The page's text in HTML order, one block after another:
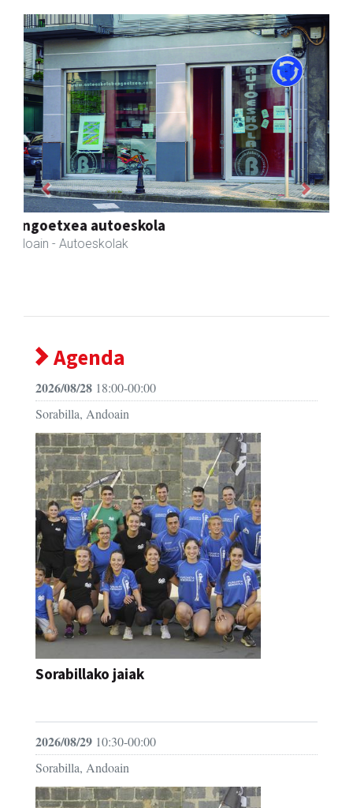
Azkain motoak
Andoain - Motor dendak
Previous Next
Agenda
2026/08/28 18:00-00:00
Sorabilla, Andoain
Sorabillako jaiak
2026/08/29 10:30-00:00
Sorabilla, Andoain